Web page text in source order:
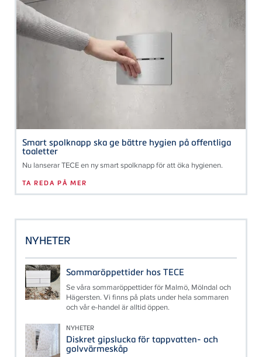
Smart spolknapp ska ge bättre hygien på offentliga
toaletter
Nu lanserar TECE en ny smart spolknapp för att öka hygienen.
TA REDA PÅ MER
NYHETER
Sommaröppettider hos TECE
Se våra sommaröppettider för Malmö, Mölndal och
Hägersten. Vi finns på plats under hela sommaren
och vår e-handel är alltid öppen.
NYHETER
Diskret gipslucka för tappvatten- och
golvvärmeskåp